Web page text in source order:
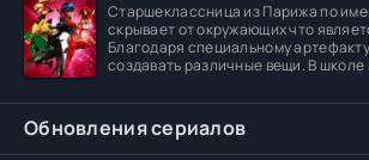
Старшеклассница из Парижа по
скрывает от окружающих что
Благодаря специальному
создавать различные вещи. В школе
Обновления сериалов